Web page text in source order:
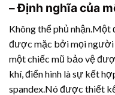
– Định nghĩa của
Không thể phủ
được mặc bởi mọi người
một chiếc mũ bảo vệ
khí, điển hình là sự kết
spandex.Nó được thiết